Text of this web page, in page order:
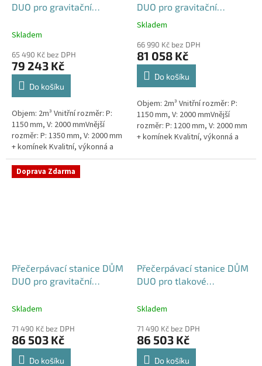
DUO pro gravitační
- nádrž 2m3
Skladem
65 490 Kč bez DPH
79 243 Kč
Do košíku
Objem: 2m³ Vnitřní rozměr: P:
1150 mm, V: 2000 mmVnější
rozměr: P: 1350 mm, V: 2000 mm
+ komínek Kvalitní, výkonná a
extrémně spolehlivá
přečerpávací stanice k
rodinným a...
DUO pro gravitační
kanalizace samonosná -
Průměrné
produktu
je
5,0
hvězdiček.
Skladem
66 990 Kč bez DPH
81 058 Kč
Do košíku
Objem: 2m³ Vnitřní rozměr: P:
1150 mm, V: 2000 mmVnější
rozměr: P: 1200 mm, V: 2000 mm
+ komínek Kvalitní, výkonná a
přečerpávací stanice k
Doprava Zdarma
Přečerpávací stanice DŮM
DUO pro gravitační
nádrž 2m3
Skladem
71 490 Kč bez DPH
86 503 Kč
Do košíku
Přečerpávací stanice DŮM
DUO pro tlakové
- nádrž 2m3
Skladem
71 490 Kč bez DPH
86 503 Kč
Do košíku